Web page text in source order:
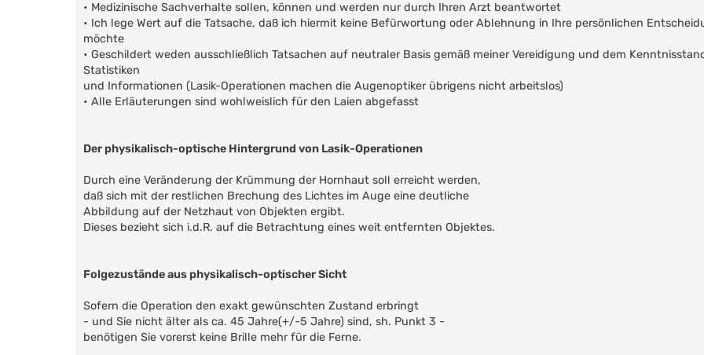
• Medizinische Sachverhalte sollen, können und werden nur durch Ihren Arzt beantwortet
• Ich lege Wert auf die Tatsache, daß ich hiermit keine Befürwortung oder Ablehnung in Ihre persönlichen
möchte
• Geschildert weden ausschließlich Tatsachen auf neutraler Basis gemäß meiner Vereidigung und dem
Statistiken
und Informationen (Lasik-Operationen machen die Augenoptiker übrigens nicht arbeitslos)
• Alle Erläuterungen sind wohlweislich für den Laien abgefasst
Der physikalisch-optische Hintergrund von Lasik-Operationen
Durch eine Veränderung der Krümmung der Hornhaut soll erreicht werden,
daß sich mit der restlichen Brechung des Lichtes im Auge eine deutliche
Abbildung auf der Netzhaut von Objekten ergibt.
Dieses bezieht sich i.d.R. auf die Betrachtung eines weit entfernten Objektes.
Folgezustände aus physikalisch-optischer Sicht
Sofern die Operation den exakt gewünschten Zustand erbringt
- und Sie nicht älter als ca. 45 Jahre(+/-5 Jahre) sind, sh. Punkt 3 -
benötigen Sie vorerst keine Brille mehr für die Ferne.